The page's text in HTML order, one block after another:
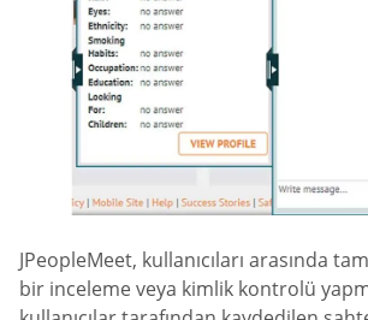
JPeopleMeet, kullanıcıları arasında
bir inceleme veya kimlik kontrolü